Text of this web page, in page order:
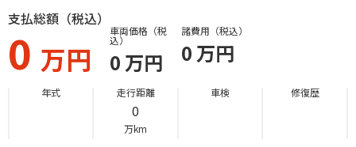
支払総額（税込）
0 万円
車両価格（税
込）
0 万円
諸費用（税込）
0 万円
年式 走行距離
0
万km
車検 修復歴